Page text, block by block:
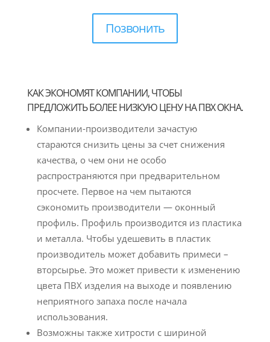
Позвонить
КАК ЭКОНОМЯТ КОМПАНИИ, ЧТОБЫ
ПРЕДЛОЖИТЬ БОЛЕЕ НИЗКУЮ ЦЕНУ НА ПВХ ОКНА.
Компании-производители зачастую
стараются снизить цены за счет снижения
качества, о чем они не особо
распространяются при предварительном
просчете. Первое на чем пытаются
сэкономить производители — оконный
профиль. Профиль производится из пластика
и металла. Чтобы удешевить в пластик
производитель может добавить примеси –
вторсырье. Это может привести к изменению
цвета ПВХ изделия на выходе и появлению
неприятного запаха после начала
использования.
Возможны также хитрости с шириной